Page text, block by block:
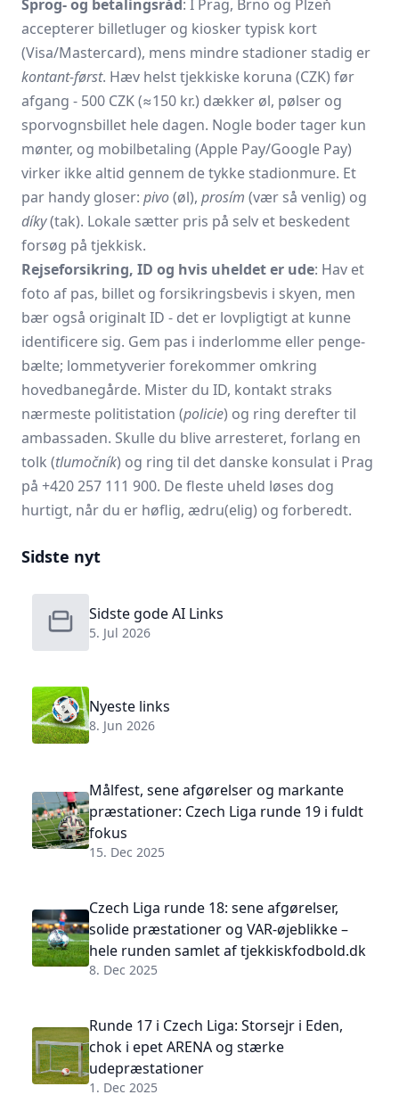
Sprog- og betalingsråd: I Prag, Brno og Plzeň
accepterer billetluger og kiosker typisk kort
(Visa/Mastercard), mens mindre stadioner stadig er
kontant-først. Hæv helst tjekkiske koruna (CZK) før
afgang - 500 CZK (≈150 kr.) dækker øl, pølser og
sporvognsbillet hele dagen. Nogle boder tager kun
mønter, og mobilbetaling (Apple Pay/Google Pay)
virker ikke altid gennem de tykke stadionmure. Et
par handy gloser: pivo(øl), prosím (vær så venlig) og
díky(tak). Lokale sætter pris på selv et beskedent
forsøg på tjekkisk.
Rejseforsikring, ID og hvis uheldet er ude: Hav et
foto af pas, billet og forsikringsbevis i skyen, men
bær også originalt ID - det er lovpligtigt at kunne
identificere sig. Gem pas i inderlomme eller penge­
bælte; lommetyverier forekommer omkring
hovedbanegårde. Mister du ID, kontakt straks
nærmeste politistation (policie) og ring derefter til
ambassaden. Skulle du blive arresteret, forlang en
tolk (tlumočník) og ring til det danske konsulat i Prag
på +420 257 111 900. De fleste uheld løses dog
hurtigt, når du er høflig, ædru(elig) og forberedt.
Sidste nyt
Sidste gode AI Links
5. Jul 2026
Nyeste links
8. Jun 2026
Målfest, sene afgørelser og markante
præstationer: Czech Liga runde 19 i fuldt
fokus
15. Dec 2025
Czech Liga runde 18: sene afgørelser,
solide præstationer og VAR-øjeblikke –
hele runden samlet af tjekkiskfodbold.dk
8. Dec 2025
Runde 17 i Czech Liga: Storsejr i Eden,
chok i epet ARENA og stærke
udepræstationer
1. Dec 2025